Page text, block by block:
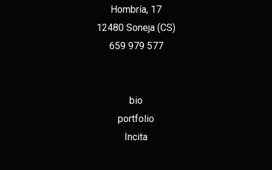
Hombría, 17
12480 Soneja (CS)
659 979 577
bio
portfolio
Incita